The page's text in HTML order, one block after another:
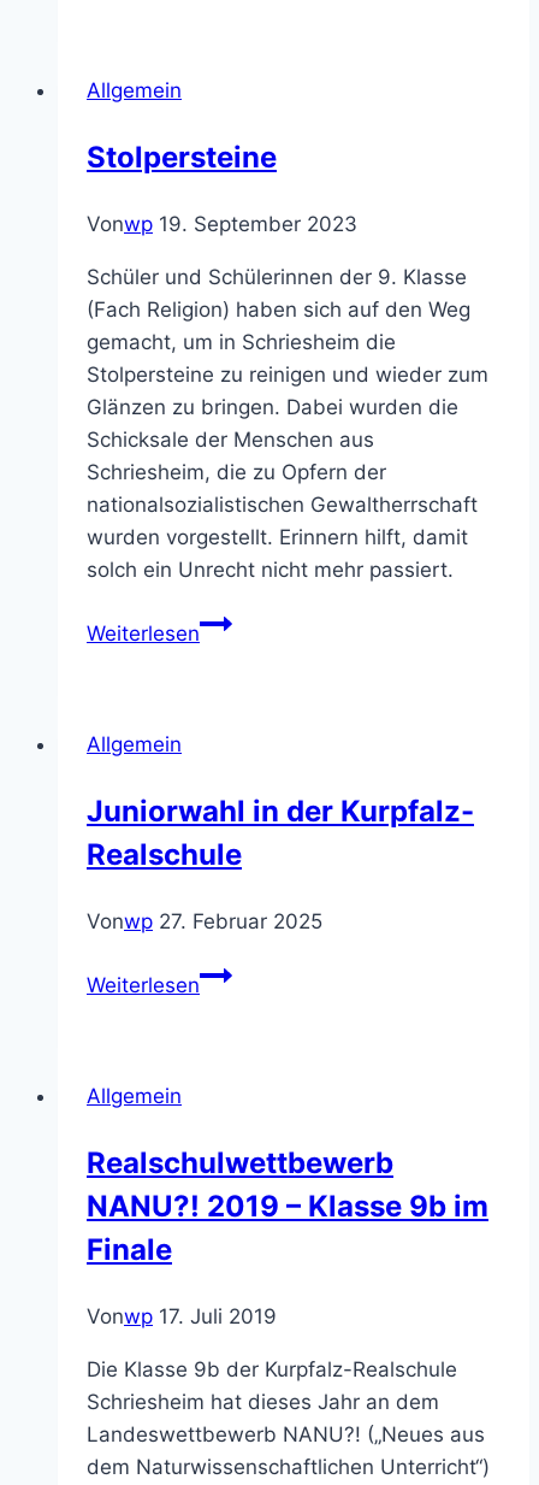
Allgemein
Stolpersteine
Vonwp 19. September 2023
Schüler und Schülerinnen der 9. Klasse
(Fach Religion) haben sich auf den Weg
gemacht, um in Schriesheim die
Stolpersteine zu reinigen und wieder zum
Glänzen zu bringen. Dabei wurden die
Schicksale der Menschen aus
Schriesheim, die zu Opfern der
nationalsozialistischen Gewaltherrschaft
wurden vorgestellt. Erinnern hilft, damit
solch ein Unrecht nicht mehr passiert.
WeiterlesenStolpersteine
Allgemein
Juniorwahl in der Kurpfalz-
Realschule
Vonwp 27. Februar 2025
WeiterlesenJuniorwahl
Allgemein
Realschulwettbewerb
NANU?! 2019 – Klasse 9b im
Finale
Vonwp 17. Juli 2019
Die Klasse 9b der Kurpfalz-Realschule
Schriesheim hat dieses Jahr an dem
Landeswettbewerb NANU?! („Neues aus
dem Naturwissenschaftlichen Unterricht“)